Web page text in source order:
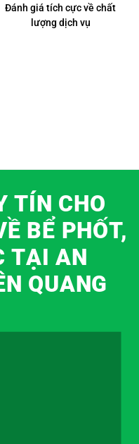
Đánh giá tích cực về chất
lượng dịch vụ
TÍN CHO
BỂ PHỐT,
TẠI AN
QUANG